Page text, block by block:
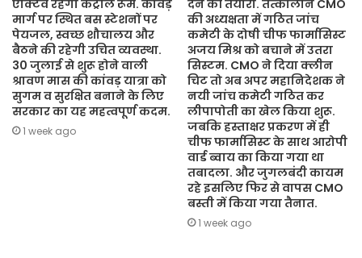
एक्टिव रहेगा कंट्रोल रूम. कांवड़
मार्ग पर स्थित बस स्टेशनों पर
पेयजल, स्वच्छ शौचालय और
बैठने की रहेगी उचित व्यवस्था.
30 जुलाई से शुरू होने वाली
श्रावण मास की कांवड़ यात्रा को
सुगम व सुरक्षित बनाने के लिए
सरकार का यह महत्वपूर्ण कदम.
1 week ago
देने की तैयारी. तत्कालीन CMO
की अध्यक्षता में गठित जांच
कमेटी के दोषी चीफ फार्मासिस्ट
अजय मिश्र को बचाने में उतरा
सिस्टम. CMO ने दिया क्लीन
चिट तो अब अपर महानिदेशक ने
नयी जांच कमेटी गठित कर
लीपापोती का खेल किया शुरू.
जबकि हस्ताक्षर प्रकरण में ही
चीफ फार्मासिस्ट के साथ आरोपी
वार्ड ब्वाय का किया गया था
तबादला. और जुगलबंदी कायम
रहे इसलिए फिर से वापस CMO
बस्ती में किया गया तैनात.
1 week ago